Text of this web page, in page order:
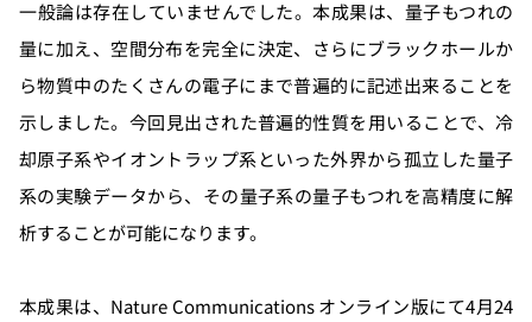
一般論は存在していませんでした。本成果は、量子もつれの
量に加え、空間分布を完全に決定、さらにブラックホールか
ら物質中のたくさんの電子にまで普遍的に記述出来ることを
示しました。今回見出された普遍的性質を用いることで、冷
却原子系やイオントラップ系といった外界から孤立した量子
系の実験データから、その量子系の量子もつれを高精度に解
析することが可能になります。
本成果は、Nature Communications オンライン版にて4月24